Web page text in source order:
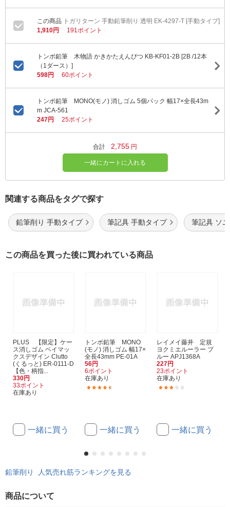
トガリターン 手動鉛筆削り 透明 EK-4297-T [手動タイプ]
1,910円
191ポイント
トンボ鉛筆 木物語 かきかたえんぴつ KB-KF01-2B [2B /12本
（1ダース）]
598円
60ポイント
トンボ鉛筆 MONO(モノ) 消しゴム 5個パック 幅17×全長43m
m JCA-561
247円
25ポイント
合計 2,755 円
一緒にカートに入れる
関連する商品をタグで探す
鉛筆削り 手動タイプ 筆記具 手動タイプ 筆記具 ソ
この商品を買った後に買われている商品
PLUS 【限定】ケー
ス消しゴム ベイマッ
クスデザイン Clutto
(くるっと) ER-0111-D
【色・柄指...
330円
33ポイント
在庫あり
一緒に買う
トンボ鉛筆 MONO
(モノ) 消しゴム 幅17×
全長43mm PE-01A
56円
6ポイント
在庫あり
一緒に買う
レイメイ藤井 定規
ヨクミエルーラー ブ
ルー APJ1368A
227円
23ポイント
在庫あり
一緒に買う
鉛筆削り 人気売れ筋ランキングを見る
商品について